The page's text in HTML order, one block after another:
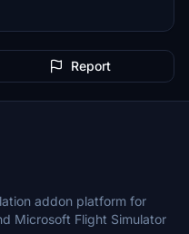
Report
addon platform for
Microsoft Flight Simulator